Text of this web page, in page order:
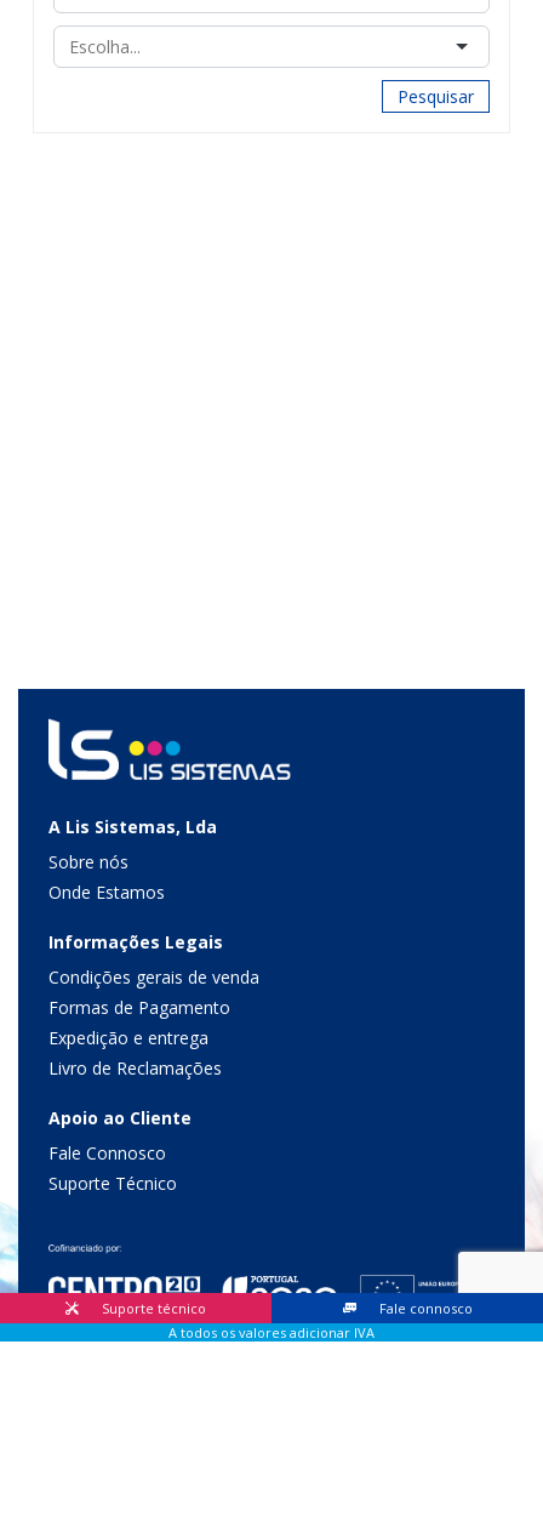
Pesquisar
A Lis Sistemas, Lda
Sobre nós
Onde Estamos
Informações Legais
Condições gerais de venda
Formas de Pagamento
Expedição e entrega
Livro de Reclamações
Apoio ao Cliente
Fale Connosco
Suporte Técnico
Suporte técnico
Fale connosco
A todos os valores adicionar IVA